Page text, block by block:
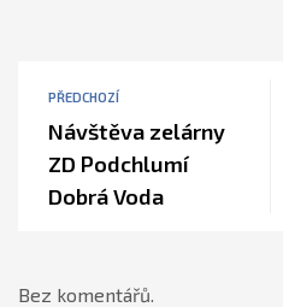
PŘEDCHOZÍ
Návštěva zelárny
ZD Podchlumí
Dobrá Voda
Bez komentářů.